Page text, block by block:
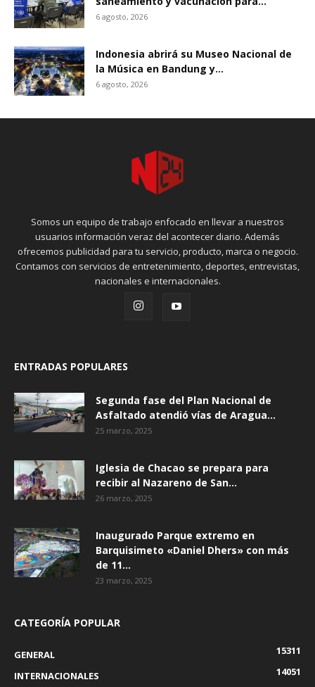
6 agosto, 2026
Indonesia abrirá su Museo Nacional de
la Música en Bandung y...
6 agosto, 2026
Somos un equipo de trabajo enfocado en llevar a nuestros
usuarios información veraz del acontecer diario. Además
ofrecemos publicidad para tu servicio, producto, marca o negocio.
Contamos con servicios de entretenimiento, deportes, entrevistas,
nacionales e internacionales.
ENTRADAS POPULARES
Segunda fase del Plan Nacional de
Asfaltado atendió vías de Aragua...
25 marzo, 2025
Iglesia de Chacao se prepara para
recibir al Nazareno de San...
26 marzo, 2025
Inaugurado Parque extremo en
Barquisimeto «Daniel Dhers» con más
de 11...
23 marzo, 2025
CATEGORÍA POPULAR
GENERAL
15311
INTERNACIONALES
14051